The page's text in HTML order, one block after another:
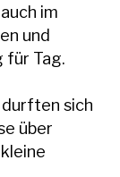
im
und
für Tag.
durften sich
über